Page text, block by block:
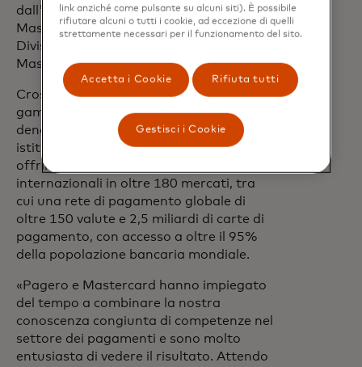
dall'affidabilità della rete
Mastercard", afferma Erik Gutwasser,
Division President, Nordics and Baltics di
Mastercard.
Cross-Border Services fa parte della
gamma di soluzioni di trasferimento di
denaro internazionale di Mastercard. Gli
istituti finanziari partecipanti possono
offrire ai propri clienti pagamenti
internazionali in oltre 180 mercati, tra
cui una rete di pagamento globale di
oltre 150 valute e 2,5 miliardi di carte di
pagamento, con accesso a oltre il 95%
della popolazione bancaria mondiale.
«Pagero e Mastercard hanno impiegato
del tempo a combinare la nostra
conoscenza congiunta di competenze nel
settore dei pagamenti e sono molto
entusiasta di vedere il risultato. Attendo
link anziché come pulsante su alcuni siti). È possibile
rifiutare alcuni o tutti i cookie, ad eccezione di quelli
strettamente necessari per il funzionamento del sito.
Accetta i Cookie Rifiuta tutti
Gestisci i Cookie